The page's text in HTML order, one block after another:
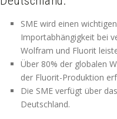
SME wird einen
Importabhängigkeit bei
Wolfram und Fluorit
Über 80% der globalen
der Fluorit-Produktion
Die SME verfügt über
Deutschland.